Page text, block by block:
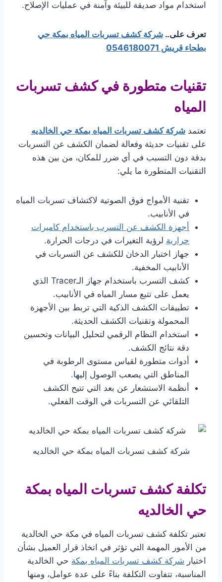
استخدام مواد صديقة للبيئة وآمنة في عمليات الإصلاح.
تعرف على.. شركة كشف تسربات المياه بمكة حي
بطحاء قريش 0546180071
تقنيات متطورة في كشف تسربات
المياه
تعتمد شركة كشف تسربات المياه بمكة حي الخالديه
على تقنيات حديثة وفعالة لضمان الكشف عن التسربات
بدقة دون التسبب في أي ضرر للمكان، من بين هذه
التقنيات المتطورة ما يلي:
تقنية الأمواج فوق الصوتية لاكتشاف تسربات المياه
في الأنابيب.
أجهزة الكشف عن التسرب باستخدام كاميرات
حرارية لرؤية التغيرات في درجات الحرارة.
جهاز اختبار الدخان للكشف عن التسربات في
الأنابيب المخفية.
كشف التسرب باستخدام جهاز الـTracer الذي
يعمل على تتبع مسار المياه في الأنابيب.
تطبيقات الكشف الذكية التي تربط بين الأجهزة
المحمولة وتقنيات الكشف الحديثة.
استخدام النظام الرقمي لتحليل البيانات وتحسين
دقة نتائج الكشف.
أدوات متطورة لقياس مستوى الرطوبة في
المناطق التي يصعب الوصول إليها.
أنظمة الاستشعار عن بعد التي تتيح الكشف
التلقائي عن التسربات في الوقت الفعلي.
شركة كشف تسربات المياه بمكة حي الخالديه
تكلفة كشف تسربات المياه بمكة
حي الخالديه
تعتبر تكلفة كشف تسربات المياه في مكة حي الخالدية
من الأمور المهمة التي تؤثر في اتخاذ قرار العميل بشأن
اختيار شركة كشف تسربات المياه بمكة حي الخالدية
المناسبة، تتفاوت التكلفة بناءً على عدة عوامل، ومنها